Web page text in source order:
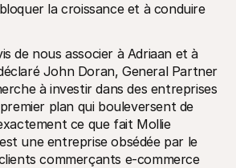
la croissance et à conduire
de nous associer à Adriaan et à
John Doran, General Partner
à investir dans des entreprises
plan qui bouleversent de
ce que fait Mollie
une entreprise obsédée par le
commerçants e-commerce